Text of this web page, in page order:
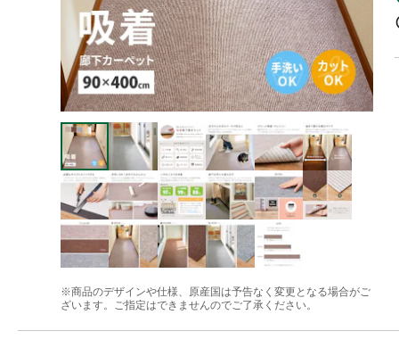
※商品のデザインや仕様、原産国は予告なく変更となる場合がご
ざいます。ご指定はできませんのでご了承ください。